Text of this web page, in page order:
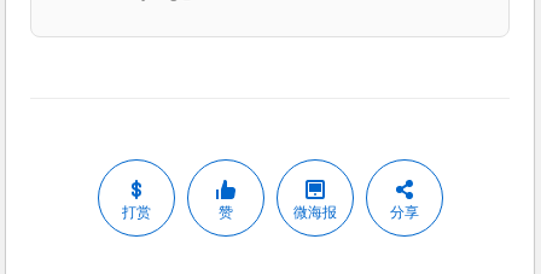
打赏 赞 微海报 分享